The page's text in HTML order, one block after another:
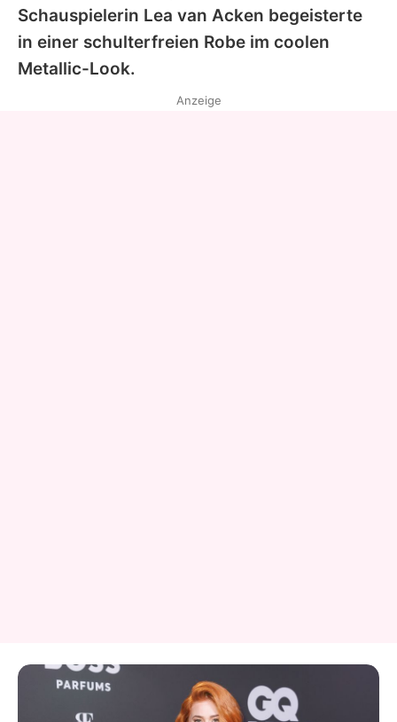
Schauspielerin Lea van Acken begeisterte
in einer schulterfreien Robe im coolen
Metallic-Look.
Anzeige